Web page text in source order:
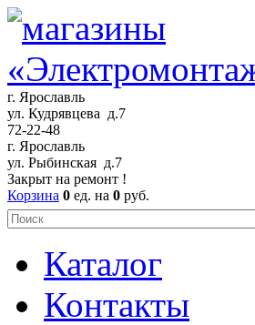
г. Ярославль
ул. Кудрявцева д.7
72-22-48
г. Ярославль
ул. Рыбинская д.7
Закрыт на ремонт !
Корзина 0 ед. на 0 руб.
Каталог
Контакты